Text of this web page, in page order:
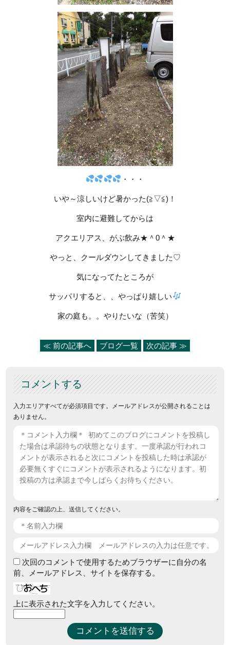
・・・
いや～涼しいけど暑かった(≧▽≦)！
室内に避難してからは
アクエリアス、がぶ飲み★＾0＾★
やっと、クールダウンしてきました♡
気になってたところが
サッパリすると、、やっぱり嬉しい
家の庭も。。やりたいな（苦笑）
≪ 前の記事へ ブログ一覧 次の記事 ≫
コメントする
入力エリアすべてが必須項目です。メールアドレスが公開されることは
ありません。
内容をご確認の上、送信してください。
次回のコメントで使用するためブラウザーに自分の名
前、メールアドレス、サイトを保存する。
上に表示された文字を入力してください。